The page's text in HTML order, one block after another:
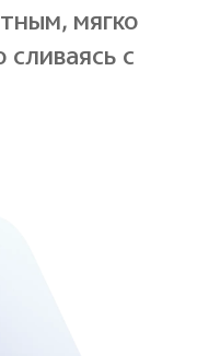
мягко
сливаясь с